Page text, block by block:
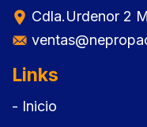
Cdla.Urdenor 2
Links
- Inicio